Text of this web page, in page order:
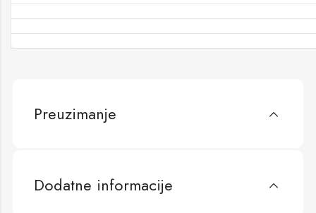
Preuzimanje
Dodatne informacije